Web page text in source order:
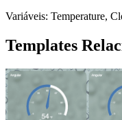
Variáveis: Temperature,
Templates